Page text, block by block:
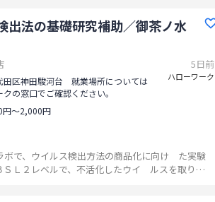
出法の基礎研究補助／御茶ノ水
田区神田駿河台 就業場所については
の窓口でご確認ください。
円〜2,000円
5日前
ハローワーク
ボで、ウイルス検出方法の商品化に向け た実験
ＳＬ２レベルで、不活化したウイ ルスを取り扱